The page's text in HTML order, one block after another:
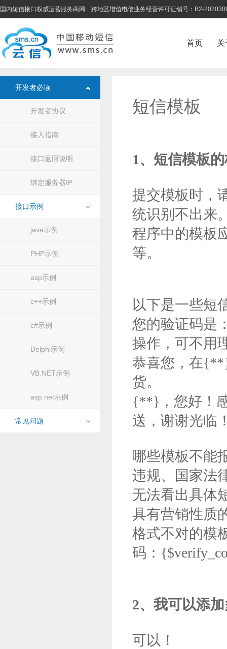
国内短信接口权威运营服务商网 跨地区增值电信业务经营许可证编号：B2-
首页 关
开发者必读
开发者协议
接入指南
接口返回说明
绑定服务器IP
接口示例
java示例
PHP示例
asp示例
c++示例
c#示例
Delphi示例
VB.NET示例
asp.net示例
常见问题
短信模板
1、短信模板
提交模板时，
统识别不出来
程序中的模板
等。
以下是一些短
您的验证码是
操作，可不用
恭喜您，在
货。
{**}，您好！
送，谢谢光临
哪些模板不能
违规、国家法
无法看出具体
具有营销性质
格式不对的模
码：
2、我可以添
可以！